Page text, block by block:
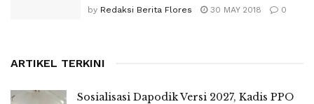
by Redaksi Berita Flores 30 MAY 2018 0
ARTIKEL TERKINI
Sosialisasi Dapodik Versi 2027, Kadis PPO